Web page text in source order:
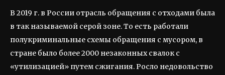
В 2019 г. в России отрасль обращения с отходами была
в так называемой серой зоне. То есть работали
полукриминальные схемы обращения с мусором, в
стране было более 2000 незаконных свалок с
«утилизацией» путем сжигания. Росло недовольство